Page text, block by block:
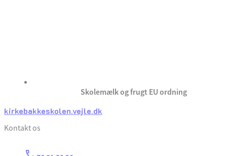
Skolemælk og frugt EU ordning
kirkebakkeskolen.vejle.dk
Kontakt os